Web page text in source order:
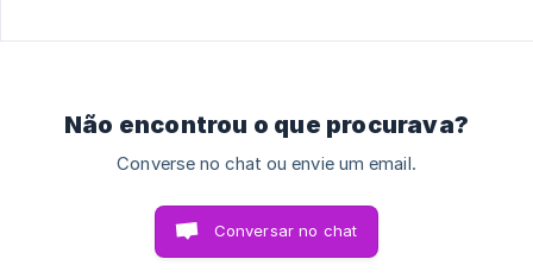
Não encontrou o que procurava?
Converse no chat ou envie um email.
Conversar no chat